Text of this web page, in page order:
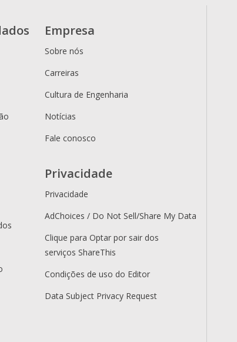
Empresa
Sobre nós
Carreiras
Cultura de Engenharia
Notícias
Fale conosco
Privacidade
Privacidade
AdChoices / Do Not Sell/Share My Data
Clique para Optar por sair dos
serviços ShareThis
Condições de uso do Editor
Data Subject Privacy Request